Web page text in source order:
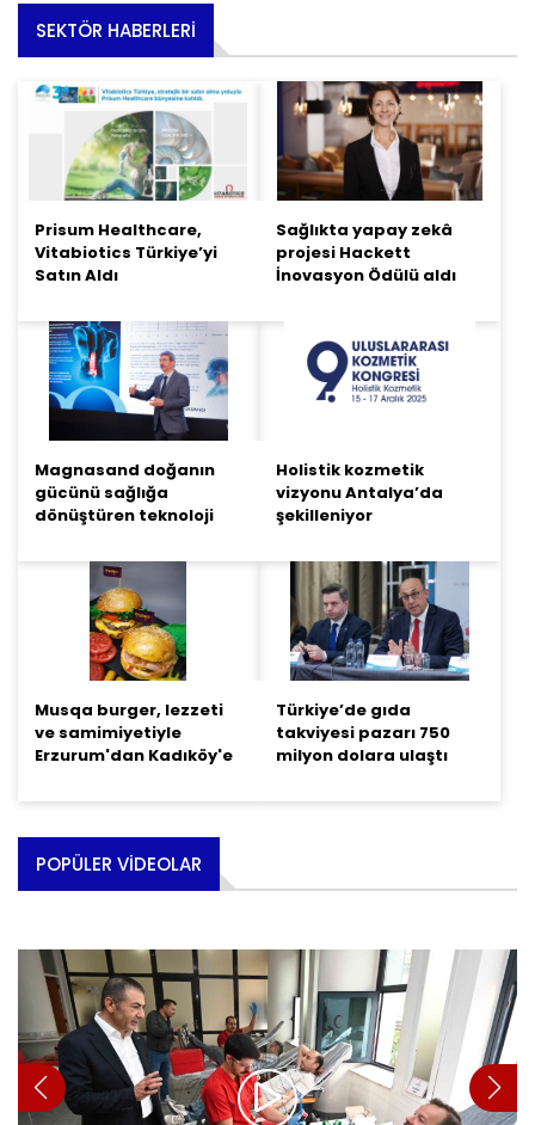
SEKTÖR HABERLERI
Prisum Healthcare,
Vitabiotics Türkiye’yi
Satın Aldı
Sağlıkta yapay zekâ
projesi Hackett
İnovasyon Ödülü aldı
Magnasand doğanın
gücünü sağlığa
dönüştüren teknoloji
Holistik kozmetik
vizyonu Antalya’da
şekilleniyor
Musqa burger, lezzeti
ve samimiyetiyle
Erzurum'dan Kadıköy'e
Türkiye’de gıda
takviyesi pazarı 750
milyon dolara ulaştı
POPÜLER VIDEOLAR